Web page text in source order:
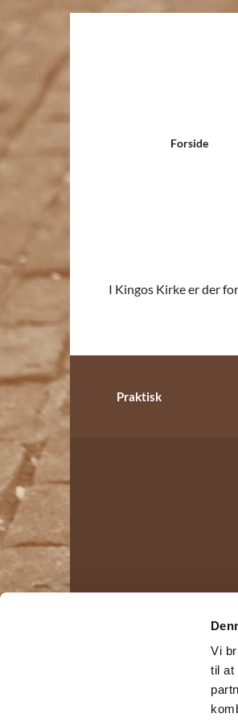
Vi
til at
Forside
I Kingos Kirke er der
Praktisk